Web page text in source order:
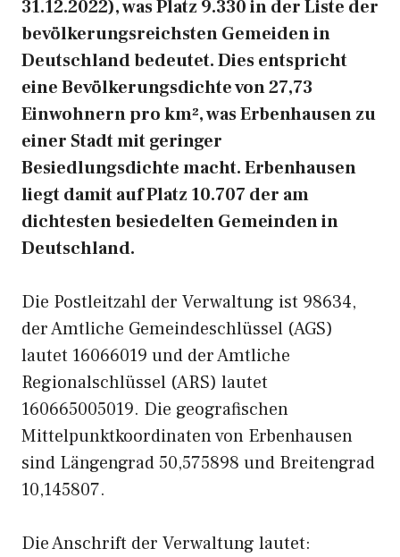
31.12.2022), was Platz 9.330 in der Liste der
bevölkerungsreichsten Gemeiden in
Deutschland bedeutet. Dies entspricht
eine Bevölkerungsdichte von 27,73
Einwohnern pro km², was Erbenhausen zu
einer Stadt mit geringer
Besiedlungsdichte macht. Erbenhausen
liegt damit auf Platz 10.707 der am
dichtesten besiedelten Gemeinden in
Deutschland.
Die Postleitzahl der Verwaltung ist 98634,
der Amtliche Gemeindeschlüssel (AGS)
lautet 16066019 und der Amtliche
Regionalschlüssel (ARS) lautet
160665005019. Die geografischen
Mittelpunktkoordinaten von Erbenhausen
sind Längengrad 50,575898 und Breitengrad
10,145807.
Die Anschrift der Verwaltung lautet: